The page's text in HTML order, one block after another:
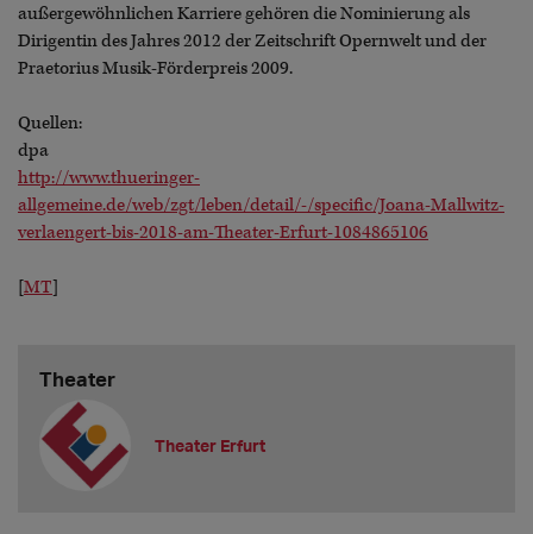
außergewöhnlichen Karriere gehören die Nominierung als
Dirigentin des Jahres 2012 der Zeitschrift Opernwelt und der
Praetorius Musik-Förderpreis 2009.
Quellen:
dpa
http://www.thueringer-
allgemeine.de/web/zgt/leben/detail/-/specific/Joana-Mallwitz-
verlaengert-bis-2018-am-Theater-Erfurt-1084865106
[MT]
Theater
Theater Erfurt